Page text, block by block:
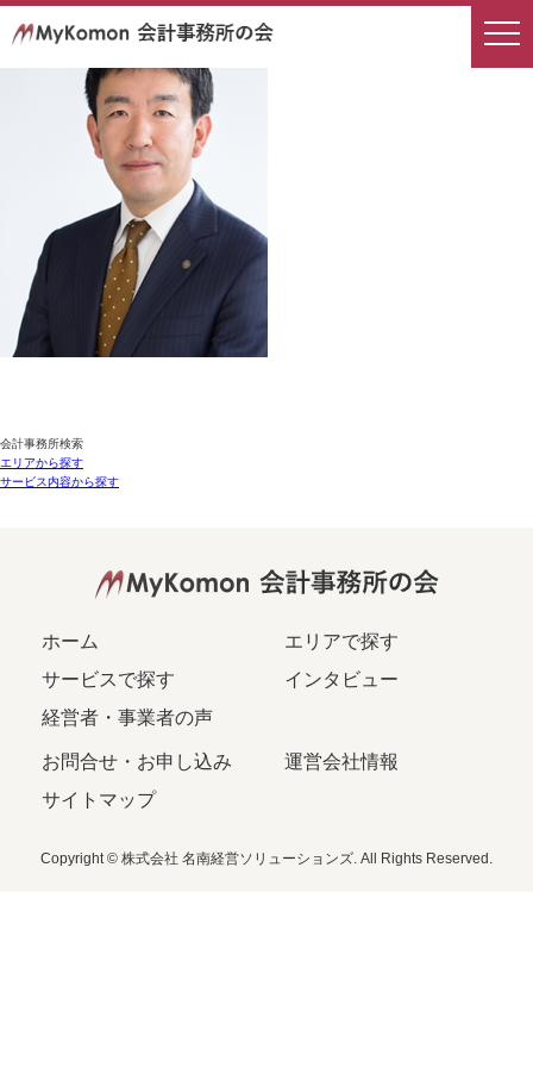
会計事務所検索
エリアから探す
サービス内容から探す
ホーム
エリアで探す
サービスで探す
インタビュー
経営者・事業者の声
お問合せ・お申し込み
運営会社情報
サイトマップ
Copyright © 株式会社 名南経営ソリューションズ. All Rights Reserved.